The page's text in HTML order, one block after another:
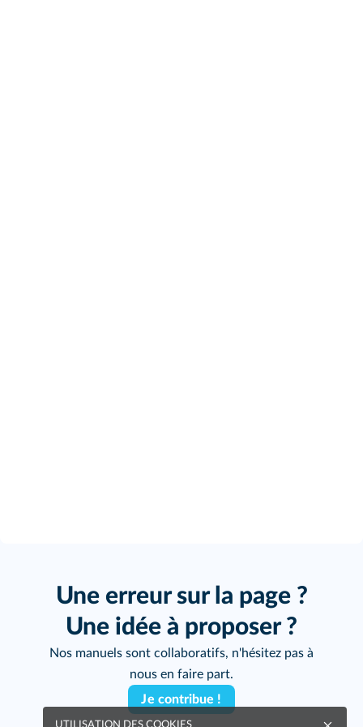
Une erreur sur la page ?
Une idée à proposer ?
Nos manuels sont collaboratifs, n'hésitez pas à
nous en faire part.
Je contribue !